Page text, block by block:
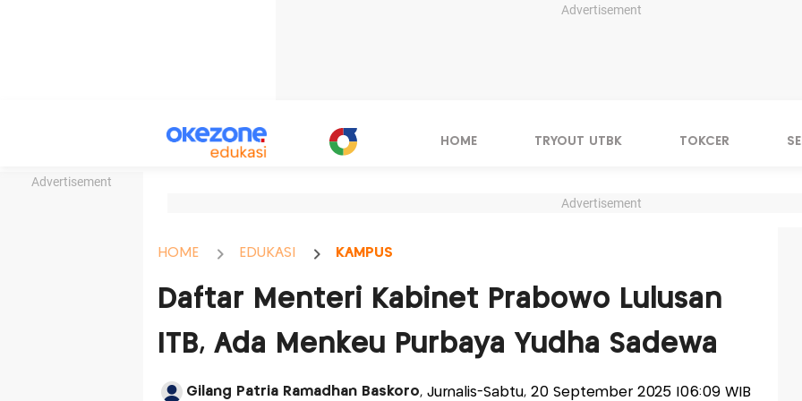
Advertisement
Advertisement
HOME TRYOUT UTBK TOKCER
Advertisement
HOME EDUKASI KAMPUS
Daftar Menteri Kabinet Prabowo Lulusan
ITB, Ada Menkeu Purbaya Yudha Sadewa
Gilang Patria Ramadhan Baskoro, Jurnalis-Sabtu, 20 September 2025 |06:09 WIB